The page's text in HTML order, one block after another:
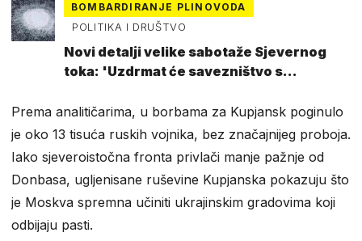
BOMBARDIRANJE PLINOVODA
POLITIKA I DRUŠTVO
Novi detalji velike sabotaže Sjevernog
toka: 'Uzdrmat će savezništvo s
Prema analitičarima, u borbama za Kupjansk poginulo
je oko 13 tisuća ruskih vojnika, bez značajnijeg proboja.
Iako sjeveroistočna fronta privlači manje pažnje od
Donbasa, ugljenisane ruševine Kupjanska pokazuju što
je Moskva spremna učiniti ukrajinskim gradovima koji
odbijaju pasti.